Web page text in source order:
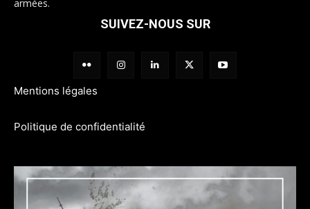
armées.
SUIVEZ-NOUS SUR
Mentions légales
Politique de confidentialité